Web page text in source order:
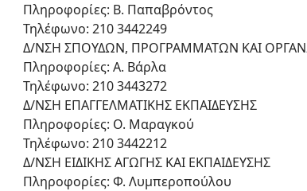
Πληροφορίες: Β. Παπαβρόντος
Τηλέφωνο: 210 3442249
Δ/ΝΣΗ ΣΠΟΥΔΩΝ, ΠΡΟΓΡΑΜΜΑΤΩΝ ΚΑΙ
Πληροφορίες: Α. Βάρλα
Τηλέφωνο: 210 3443272
Δ/ΝΣΗ ΕΠΑΓΓΕΛΜΑΤΙΚΗΣ ΕΚΠΑΙΔΕΥΣΗΣ
Πληροφορίες: Ο. Μαραγκού
Τηλέφωνο: 210 3442212
Δ/ΝΣΗ ΕΙΔΙΚΗΣ ΑΓΩΓΗΣ ΚΑΙ ΕΚΠΑΙΔΕΥΣΗΣ
Πληροφορίες: Φ. Λυμπεροπούλου